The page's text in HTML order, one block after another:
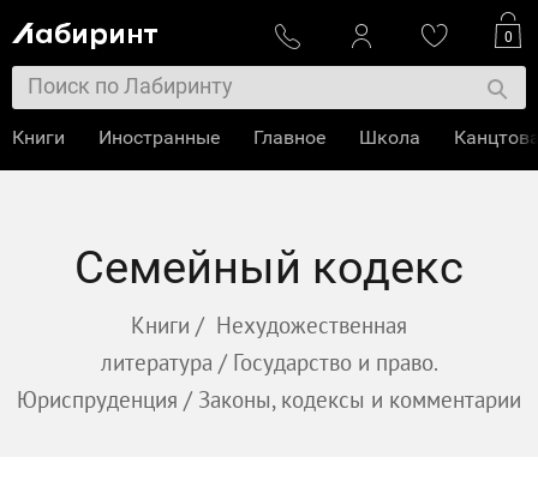
Семейный кодекс
Книги / Нехудожественная
литература / Государство и право.
Юриспруденция / Законы, кодексы и комментарии
0
Книги Иностранные Главное Школа